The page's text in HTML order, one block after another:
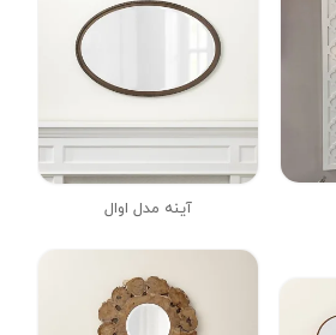
آینه مدل اوال